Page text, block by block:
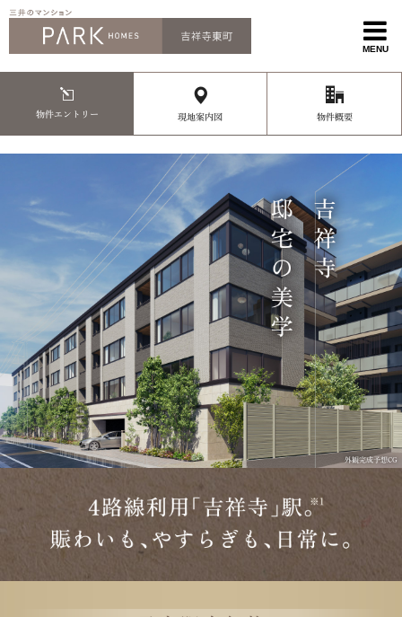
MENU
物件エントリー 現地案内図 物件概要
外観完成予想CG